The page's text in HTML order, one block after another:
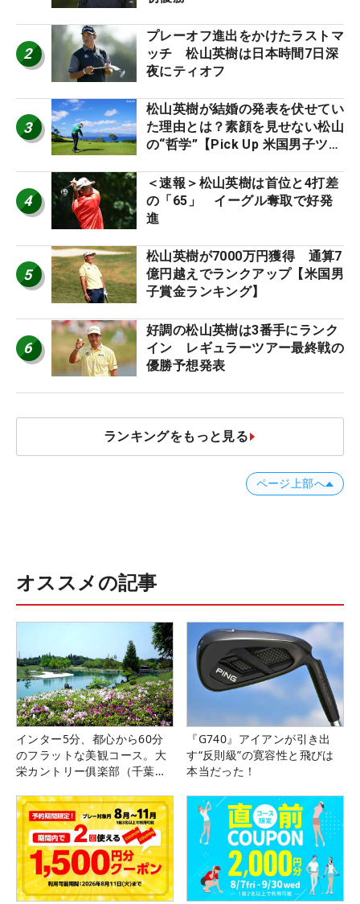
2
プレーオフ進出をかけたラストマ
ッチ 松山英樹は日本時間7日深
夜にティオフ
3
松山英樹が結婚の発表を伏せてい
た理由とは？素顔を見せない松山
の“哲学”【Pick Up 米国男子ツア
4
＜速報＞松山英樹は首位と4打差
の「65」 イーグル奪取で好発
進
5
松山英樹が7000万円獲得 通算7
億円越えでランクアップ【米国男
子賞金ランキング】
6
好調の松山英樹は3番手にランク
イン レギュラーツアー最終戦の
優勝予想発表
ランキングをもっと見る
ページ上部へ
オススメの記事
インター5分、都心から60分
のフラットな美観コース。大
栄カントリー俱楽部（千葉
『G740』アイアンが引き出
す“反則級”の寛容性と飛びは
本当だった！